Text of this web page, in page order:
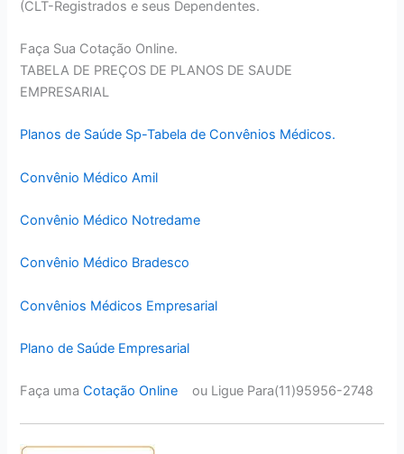
(CLT-Registrados e seus Dependentes.
Faça Sua Cotação Online.
TABELA DE PREÇOS DE PLANOS DE SAUDE
EMPRESARIAL
Planos de Saúde Sp-Tabela de Convênios Médicos.
Convênio Médico Amil
Convênio Médico Notredame
Convênio Médico Bradesco
Convênios Médicos Empresarial
Plano de Saúde Empresarial
Faça umaCotação Online ou Ligue Para(11)95956-2748